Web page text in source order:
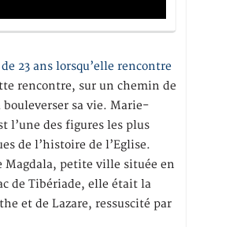
23 ans lorsqu’elle rencontre
rencontre, sur un chemin de
bouleverser sa vie. Marie-
l’une des figures les plus
de l’histoire de l’Eglise.
Magdala, petite ville située en
de Tibériade, elle était la
et de Lazare, ressuscité par